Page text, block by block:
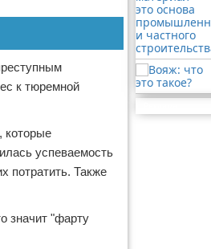
к тюремной
которые
успеваемость
потратить. Также
значит "фарту